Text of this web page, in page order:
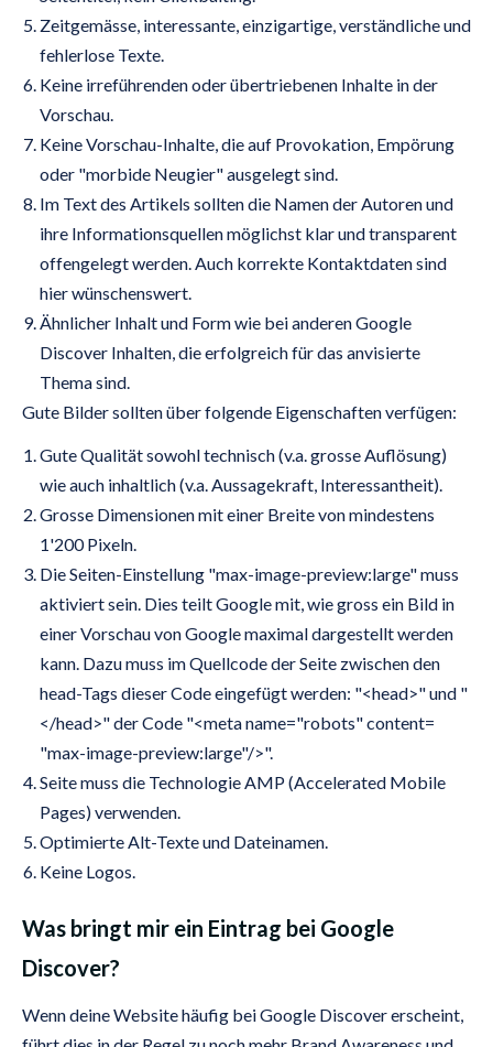
Zeitgemässe, interessante, einzigartige, verständliche und
fehlerlose Texte.
Keine irreführenden oder übertriebenen Inhalte in der
Vorschau.
Keine Vorschau-Inhalte, die auf Provokation, Empörung
oder "morbide Neugier" ausgelegt sind.
Im Text des Artikels sollten die Namen der Autoren und
ihre Informationsquellen möglichst klar und transparent
offengelegt werden. Auch korrekte Kontaktdaten sind
hier wünschenswert.
Ähnlicher Inhalt und Form wie bei anderen Google
Discover Inhalten, die erfolgreich für das anvisierte
Thema sind.
Gute Bilder sollten über folgende Eigenschaften verfügen:
Gute Qualität sowohl technisch (v.a. grosse Auflösung)
wie auch inhaltlich (v.a. Aussagekraft, Interessantheit).
Grosse Dimensionen mit einer Breite von mindestens
1'200 Pixeln.
Die Seiten-Einstellung "max-image-preview:large" muss
aktiviert sein. Dies teilt Google mit, wie gross ein Bild in
einer Vorschau von Google maximal dargestellt werden
kann. Dazu muss im Quellcode der Seite zwischen den
head-Tags dieser Code eingefügt werden: "<head>" und "
</head>" der Code "<meta name="robots" content=
"max-image-preview:large"/>".
Seite muss die Technologie AMP (Accelerated Mobile
Pages) verwenden.
Optimierte Alt-Texte und Dateinamen.
Keine Logos.
Was bringt mir ein Eintrag bei Google
Discover?
Wenn deine Website häufig bei Google Discover erscheint,